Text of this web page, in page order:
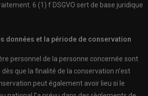
6 (1) f DSGVO sert de base juridique
données et la période de conservation
personnel de la personne concernée sont
que la finalité de la conservation n’est
peut également avoir lieu si le